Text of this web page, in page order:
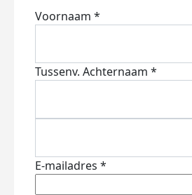
Voornaam *
Tussenv. Achternaam *
E-mailadres *